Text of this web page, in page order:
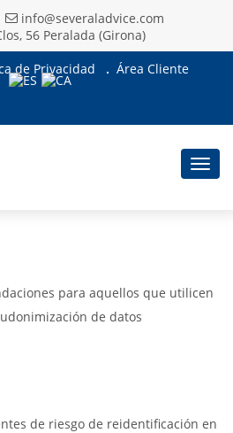
info@severaladvice.com
56 Peralada (Girona)
de Privacidad Área Cliente
para aquellos que utilicen
de datos
de riesgo de reidentificación en